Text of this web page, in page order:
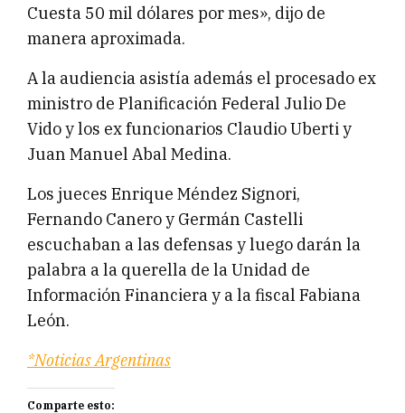
Cuesta 50 mil dólares por mes», dijo de
manera aproximada.
A la audiencia asistía además el procesado ex
ministro de Planificación Federal Julio De
Vido y los ex funcionarios Claudio Uberti y
Juan Manuel Abal Medina.
Los jueces Enrique Méndez Signori,
Fernando Canero y Germán Castelli
escuchaban a las defensas y luego darán la
palabra a la querella de la Unidad de
Información Financiera y a la fiscal Fabiana
León.
*Noticias Argentinas
Comparte esto: